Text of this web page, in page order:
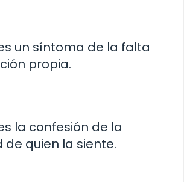
un síntoma de la falta
propia.
la confesión de la
de quien la siente.